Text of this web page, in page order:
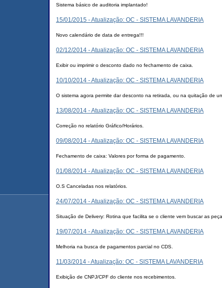
Sistema básico de auditoria implantado!
15/01/2015 - Atualização: OC - SISTEMA LAVANDERIA
Novo calendário de data de entrega!!!
02/12/2014 - Atualização: OC - SISTEMA LAVANDERIA
Exibir ou imprimir o desconto dado no fechamento de caixa.
10/10/2014 - Atualização: OC - SISTEMA LAVANDERIA
O sistema agora permite dar desconto na retirada, ou na quitação de
13/08/2014 - Atualização: OC - SISTEMA LAVANDERIA
Correção no relatório Gráfico/Horários.
09/08/2014 - Atualização: OC - SISTEMA LAVANDERIA
Fechamento de caixa: Valores por forma de pagamento.
01/08/2014 - Atualização: OC - SISTEMA LAVANDERIA
O.S Canceladas nos relatórios.
24/07/2014 - Atualização: OC - SISTEMA LAVANDERIA
Situação de Delivery: Rotina que facilita se o cliente vem buscar as
19/07/2014 - Atualização: OC - SISTEMA LAVANDERIA
Melhoria na busca de pagamentos parcial no CDS.
11/03/2014 - Atualização: OC - SISTEMA LAVANDERIA
Exibição de CNPJ/CPF do cliente nos recebimentos.